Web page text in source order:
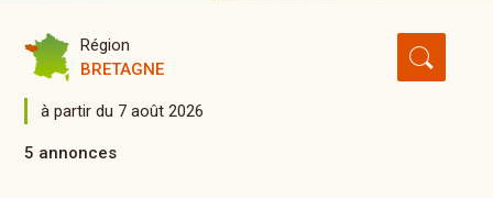
Région
BRETAGNE
à partir du 7 août 2026
5 annonces